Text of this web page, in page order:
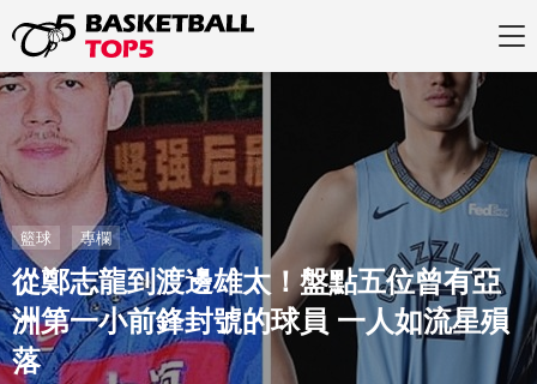
籃球 專欄
從鄭志龍到渡邊雄太！盤點五位曾有亞
洲第一小前鋒封號的球員 一人如流星殞
落